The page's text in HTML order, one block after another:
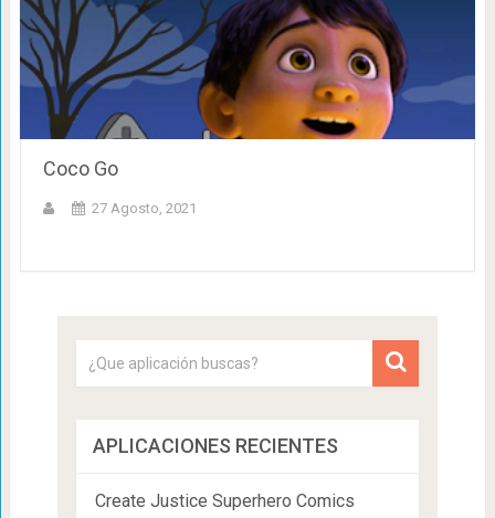
Coco Go
27 Agosto, 2021
APLICACIONES RECIENTES
Create Justice Superhero Comics